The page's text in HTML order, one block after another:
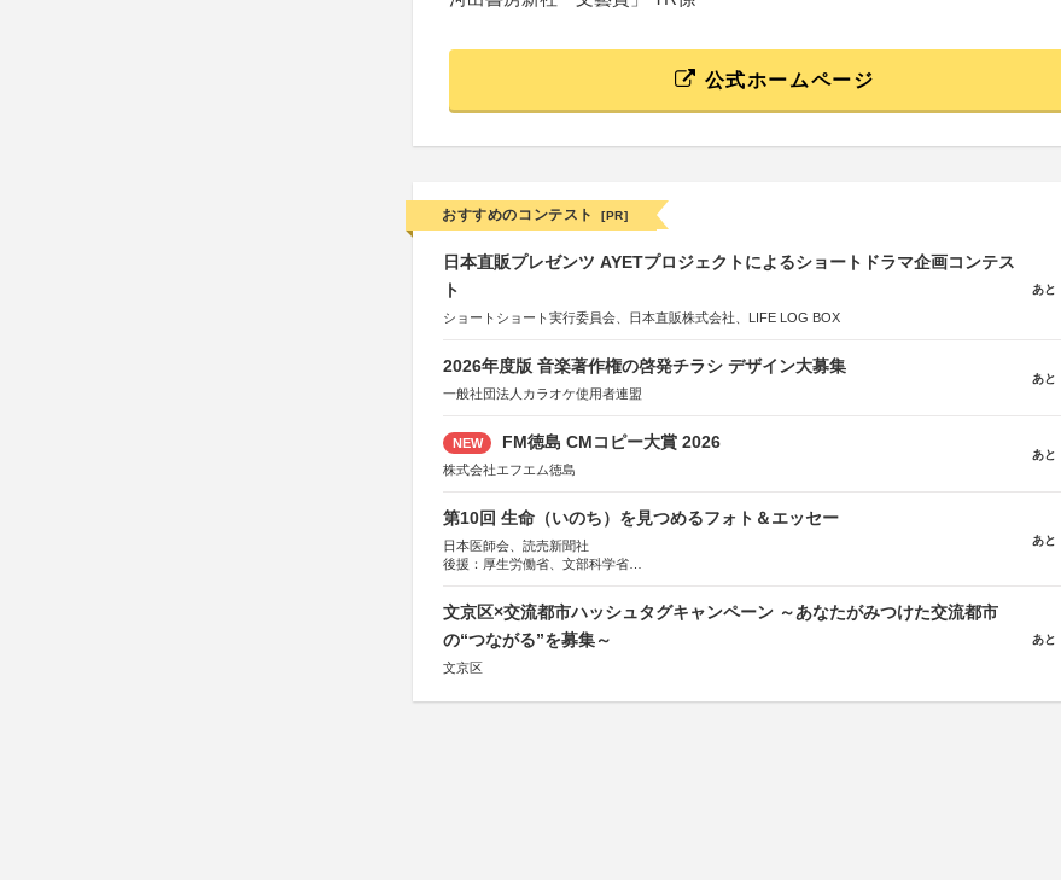
公式ホームページ
おすすめのコンテスト [PR]
日本直販プレゼンツ AYETプロジェクトによるショートドラマ企画コンテス
ト
ショートショート実行委員会、日本直販株式会社、LIFE LOG BOX
あと
2026年度版 音楽著作権の啓発チラシ デザイン大募集
一般社団法人カラオケ使用者連盟
あと
NEW FM徳島 CMコピー大賞 2026
株式会社エフエム徳島
あと
第10回 生命（いのち）を見つめるフォト＆エッセー
日本医師会、読売新聞社
後援：厚生労働省、文部科学省
あと
文京区×交流都市ハッシュタグキャンペーン ～あなたがみつけた交流都市
の“つながる”を募集～
文京区
あと